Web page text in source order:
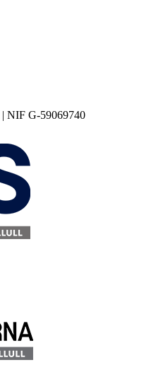
NIF G-59069740